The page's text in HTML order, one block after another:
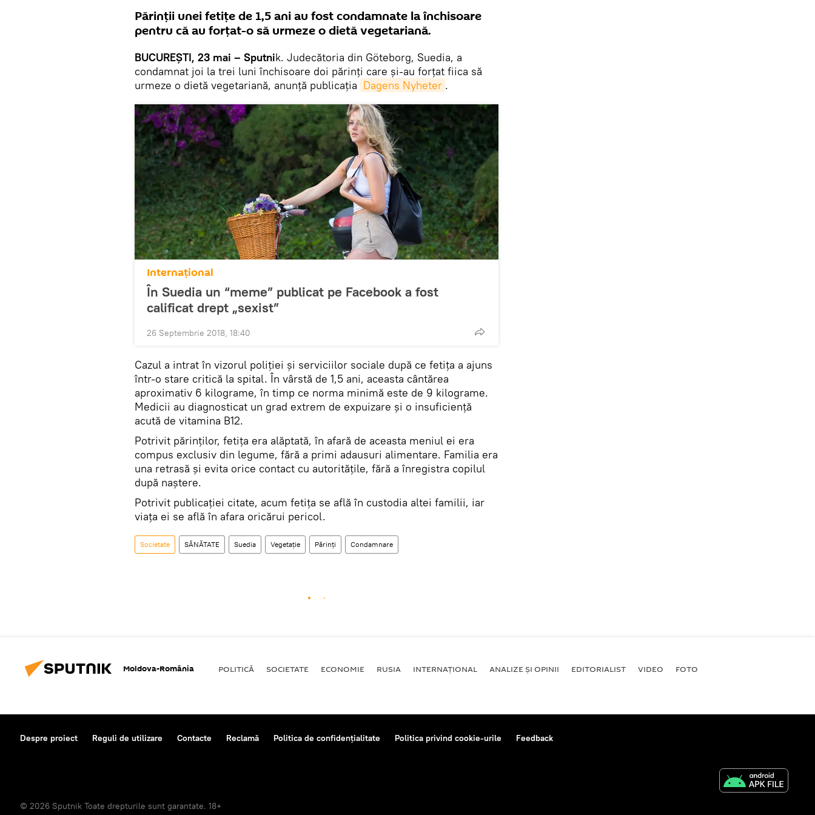
Părinții unei fetițe de 1,5 ani au fost condamnate la închisoare
pentru că au forțat-o să urmeze o dietă vegetariană.
BUCUREȘTI, 23 mai – Sputnik. Judecătoria din Göteborg, Suedia, a
condamnat joi la trei luni închisoare doi părinți care și-au forțat fiica să
urmeze o dietă vegetariană, anunță publicația Dagens Nyheter .
Internaţional
În Suedia un “meme” publicat pe Facebook a fost
calificat drept „sexist”
26 Septembrie 2018, 18:40
Cazul a intrat în vizorul poliției și serviciilor sociale după ce fetița a ajuns
într-o stare critică la spital. În vârstă de 1,5 ani, aceasta cântărea
aproximativ 6 kilograme, în timp ce norma minimă este de 9 kilograme.
Medicii au diagnosticat un grad extrem de expuizare și o insuficiență
acută de vitamina B12.
Potrivit părinților, fetița era alăptată, în afară de aceasta meniul ei era
compus exclusiv din legume, fără a primi adausuri alimentare. Familia era
una retrasă și evita orice contact cu autoritățile, fără a înregistra copilul
după naștere.
Potrivit publicației citate, acum fetița se află în custodia altei familii, iar
viața ei se află în afara oricărui pericol.
Societate SĂNĂTATE Suedia Vegetație Părinți Condamnare
Moldova-România POLITICĂ SOCIETATE ECONOMIE RUSIA INTERNAŢIONAL ANALIZE ȘI OPINII EDITORIALIST VIDEO FOTO
Despre proiect Reguli de utilizare Contacte Reclamă Politica de confidențialitate Politica privind cookie-urile Feedback
© 2026 Sputnik Toate drepturile sunt garantate. 18+